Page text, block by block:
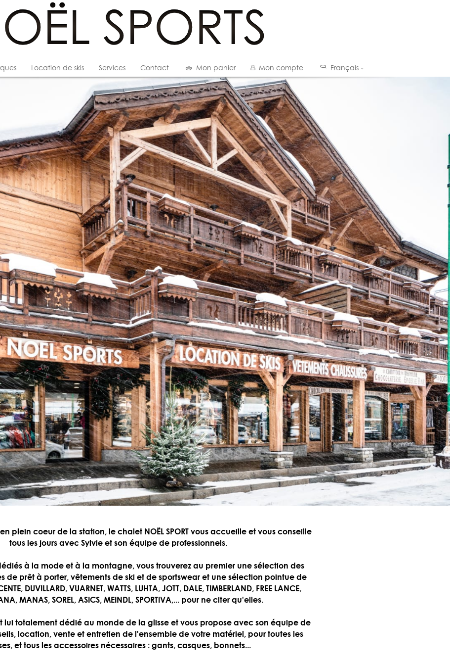
Location de skis Services Contact Mon panier Mon compte Français
plein coeur de la station, le chalet NOËL SPORT vous accueille et vous conseille
tous les jours avec Sylvie et son équipe de professionnels.
à la mode et à la montagne, vous trouverez au premier une sélection des
de prêt à porter, vêtements de ski et de sportswear et une sélection pointue de
DUVILLARD, VUARNET, WATTS, LUHTA, JOTT, DALE, TIMBERLAND, FREE LANCE,
MANAS, SOREL, ASICS, MEINDL, SPORTIVA,... pour ne citer qu'elles.
lui totalement dédié au monde de la glisse et vous propose avec son équipe de
location, vente et entretien de l'ensemble de votre matériel, pour toutes les
et tous les accessoires nécessaires : gants, casques, bonnets...